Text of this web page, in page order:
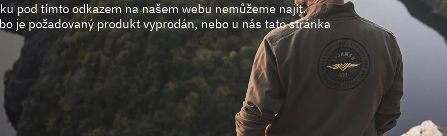
pod tímto odkazem na našem webu nemůžeme najít.
je požadovaný produkt vyprodán, nebo u nás tato stránka